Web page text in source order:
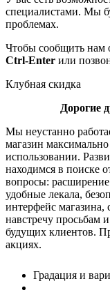
специалистами. Мы
проблемах.
Чтобы сообщить нам
Ctrl-Enter или
Клубная скидка
Дорогие
Мы неустанно
магазин
использовании.
находимся в поиске
вопросы:
удобные лекала,
интерфейс
навстречу просьбам
будущих клиентов.
акциях.
Градация и